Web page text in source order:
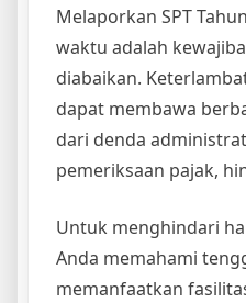
Melaporkan SPT
waktu adalah
diabaikan.
dapat membawa
dari denda
pemeriksaan pajak,
Untuk menghindari
Anda memahami
memanfaatkan